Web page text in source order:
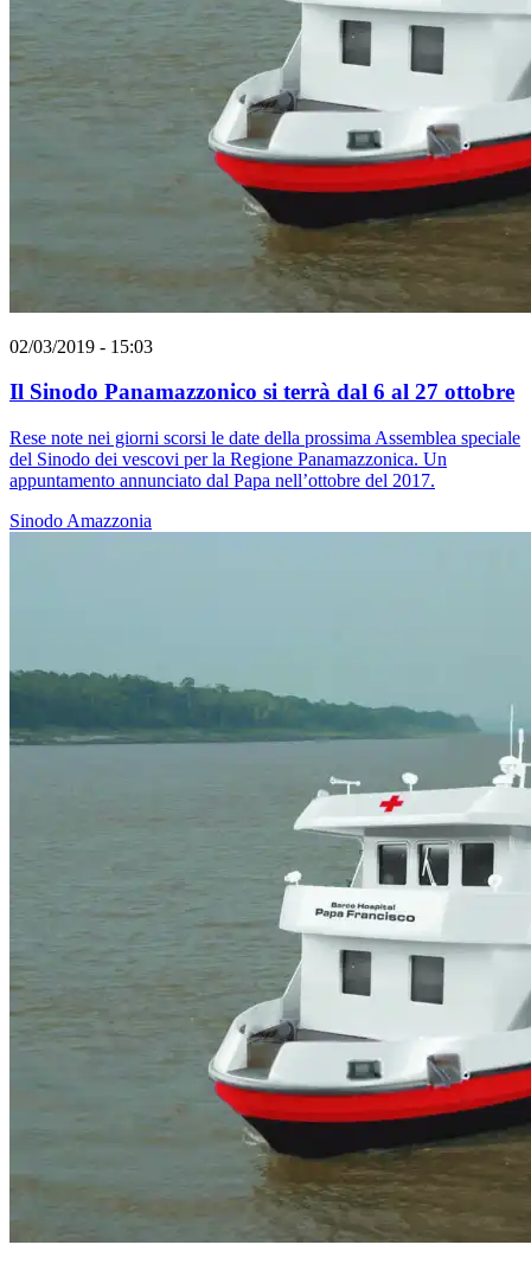
02/03/2019 - 15:03
Il Sinodo Panamazzonico si terrà dal 6 al 27 ottobre
Rese note nei giorni scorsi le date della prossima Assemblea speciale
del Sinodo dei vescovi per la Regione Panamazzonica. Un
appuntamento annunciato dal Papa nell’ottobre del 2017.
Sinodo Amazzonia